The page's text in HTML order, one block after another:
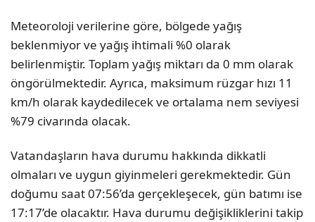
Meteoroloji verilerine göre, bölgede yağış
beklenmiyor ve yağış ihtimali %0 olarak
belirlenmiştir. Toplam yağış miktarı da 0 mm olarak
öngörülmektedir. Ayrıca, maksimum rüzgar hızı 11
km/h olarak kaydedilecek ve ortalama nem seviyesi
%79 civarında olacak.
Vatandaşların hava durumu hakkında dikkatli
olmaları ve uygun giyinmeleri gerekmektedir. Gün
doğumu saat 07:56’da gerçekleşecek, gün batımı ise
17:17’de olacaktır. Hava durumu değişikliklerini takip